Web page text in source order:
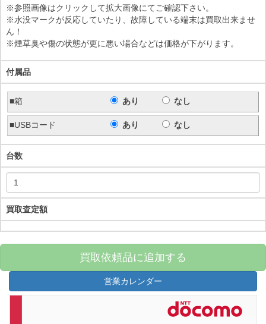
※参照画像はクリックして拡大画像にてご確認下さい。
※水没マークが反応していたり、故障している端末は買取出来ませ
ん！
※煙草臭や傷の状態が更に悪い場合などは価格が下がります。
付属品
■箱 あり なし
■USBコード あり なし
台数
買取査定額
買取依頼品に追加する
営業カレンダー